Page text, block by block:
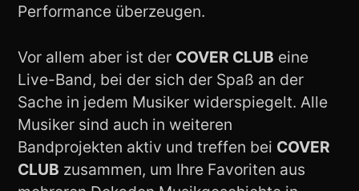
Performance überzeugen.
Vor allem aber ist der COVER CLUB eine
Live-Band, bei der sich der Spaß an der
Sache in jedem Musiker widerspiegelt. Alle
Musiker sind auch in weiteren
Bandprojekten aktiv und treffen bei COVER
CLUB zusammen, um Ihre Favoriten aus